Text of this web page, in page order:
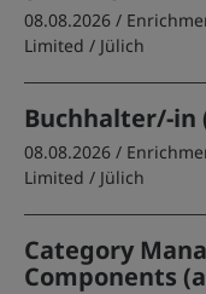
08.08.2026 /
Limited / Jülich
Buchhalter/-in
08.08.2026 /
Limited / Jülich
Category
Components